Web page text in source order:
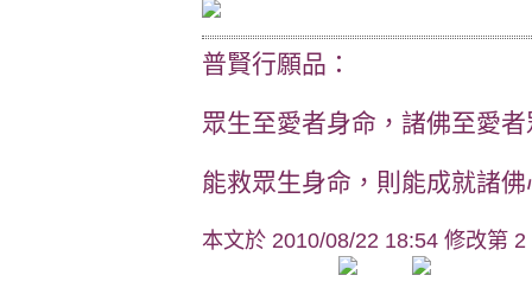
普賢行願品：
眾生至愛者身命，諸佛至愛
能救眾生身命，則能成就諸
本文於 2010/08/22 18:54 修改第 2